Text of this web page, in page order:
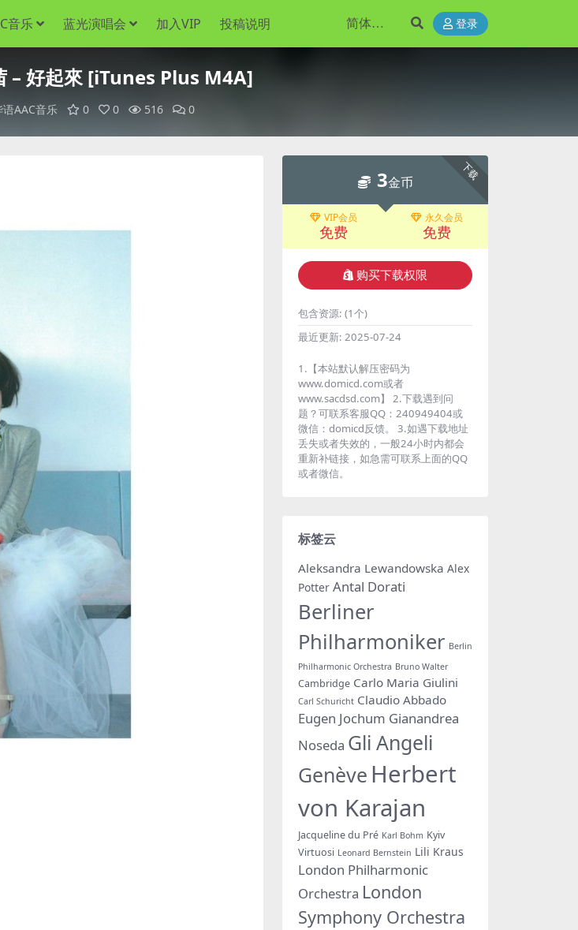
音乐 蓝光演唱会 加入VIP 投稿说明 登录
– 好起來 [iTunes Plus M4A]
语AAC音乐 0 0 516 0
下载
3金币
VIP会员
免费
永久会员
免费
购买下载权限
包含资源: (1个)
最近更新: 2025-07-24
1.【本站默认解压密码为
www.domicd.com或者
www.sacdsd.com】 2.下载遇到问
题？可联系客服QQ：240949404或
微信：domicd反馈。 3.如遇下载地址
丢失或者失效的，一般24小时内都会
重新补链接，如急需可联系上面的QQ
或者微信。
标签云
Aleksandra Lewandowska Alex
Potter Antal Dorati
Berliner
Philharmoniker Berlin
Philharmonic Orchestra Bruno Walter
Cambridge Carlo Maria Giulini
Carl Schuricht Claudio Abbado
Eugen Jochum Gianandrea
Noseda Gli Angeli
Genève Herbert
von Karajan
Jacqueline du Pré Karl Bohm Kyiv
Virtuosi Leonard Bernstein Lili Kraus
London Philharmonic
Orchestra London
Symphony Orchestra